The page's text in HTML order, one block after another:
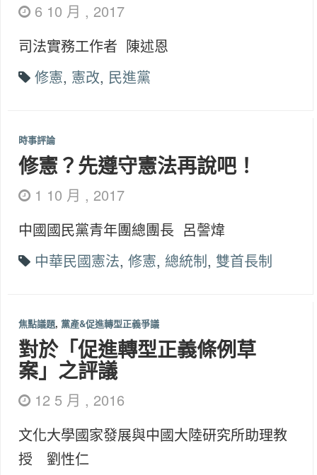
6 10 月 , 2017
司法實務工作者 陳述恩
修憲, 憲改, 民進黨
時事評論
修憲？先遵守憲法再說吧！
1 10 月 , 2017
中國國民黨青年團總團長 呂謦煒
中華民國憲法, 修憲, 總統制, 雙首長制
焦點議題, 黨產&促進轉型正義爭議
對於「促進轉型正義條例草
案」之評議
12 5 月 , 2016
文化大學國家發展與中國大陸研究所助理教
授 劉性仁